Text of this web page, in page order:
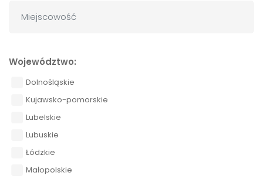
Województwo:
Dolnośląskie
Kujawsko-pomorskie
Lubelskie
Lubuskie
Łódzkie
Małopolskie